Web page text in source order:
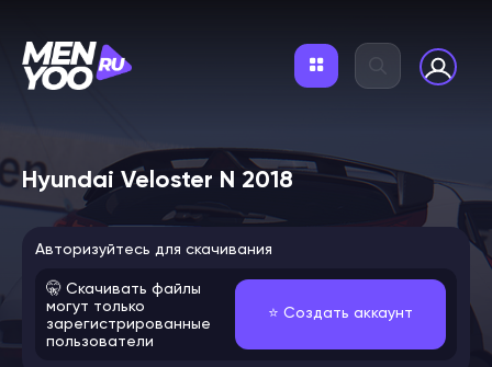
Hyundai Veloster N 2018
Авторизуйтесь для скачивания
🤫 Скачивать файлы
могут только
зарегистрированные
пользователи
⭐️ Создать аккаунт